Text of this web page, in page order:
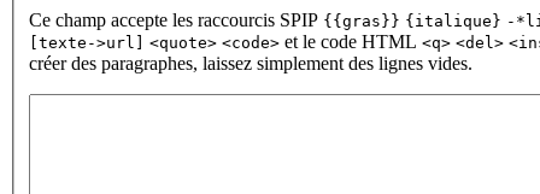
Ce champ accepte les raccourcis SPIP {{gras}} {italique} -
[texte->url]
<quote> <code> et le code HTML <q> <del>
créer des paragraphes, laissez simplement des lignes vides.